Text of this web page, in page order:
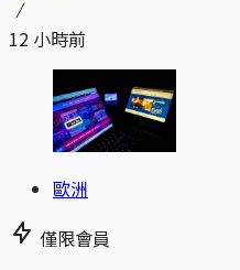
12 小時前
歐洲
僅限會員